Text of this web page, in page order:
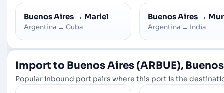
Buenos Aires → Mariel
Argentina → Cuba
Buenos Aires →
Argentina → India
Import to Buenos Aires (ARBUE),
Popular inbound port pairs where this port is the